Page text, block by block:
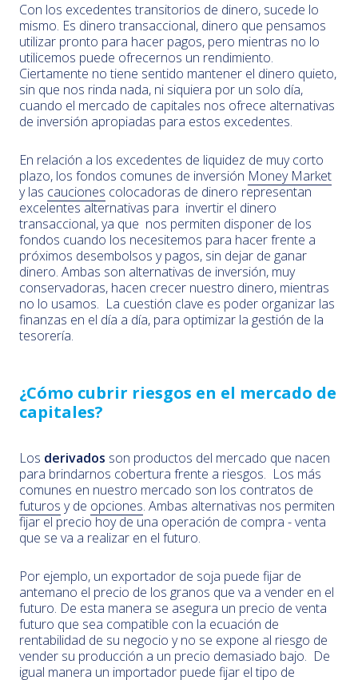
Con los excedentes transitorios de dinero, sucede lo
mismo. Es dinero transaccional, dinero que pensamos
utilizar pronto para hacer pagos, pero mientras no lo
utilicemos puede ofrecernos un rendimiento.
Ciertamente no tiene sentido mantener el dinero quieto,
sin que nos rinda nada, ni siquiera por un solo día,
cuando el mercado de capitales nos ofrece alternativas
de inversión apropiadas para estos excedentes.
En relación a los excedentes de liquidez de muy corto
plazo, los fondos comunes de inversión Money Market
y las cauciones colocadoras de dinero representan
excelentes alternativas para invertir el dinero
transaccional, ya que nos permiten disponer de los
fondos cuando los necesitemos para hacer frente a
próximos desembolsos y pagos, sin dejar de ganar
dinero. Ambas son alternativas de inversión, muy
conservadoras, hacen crecer nuestro dinero, mientras
no lo usamos. La cuestión clave es poder organizar las
finanzas en el día a día, para optimizar la gestión de la
tesorería.
¿Cómo cubrir riesgos en el mercado de
capitales?
Los derivados son productos del mercado que nacen
para brindarnos cobertura frente a riesgos. Los más
comunes en nuestro mercado son los contratos de
futuros y de opciones. Ambas alternativas nos permiten
fijar el precio hoy de una operación de compra - venta
que se va a realizar en el futuro.
Por ejemplo, un exportador de soja puede fijar de
antemano el precio de los granos que va a vender en el
futuro. De esta manera se asegura un precio de venta
futuro que sea compatible con la ecuación de
rentabilidad de su negocio y no se expone al riesgo de
vender su producción a un precio demasiado bajo. De
igual manera un importador puede fijar el tipo de